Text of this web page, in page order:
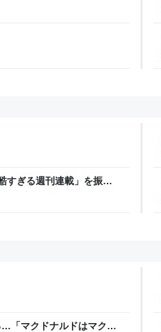
すぎる週刊連載」を振り
トイックな舞台裏 | 日刊
「マクドナルドはマクド